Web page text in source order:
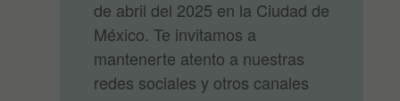
de abril del 2025 en la Ciudad de
México. Te invitamos a
mantenerte atento a nuestras
redes sociales y otros canales